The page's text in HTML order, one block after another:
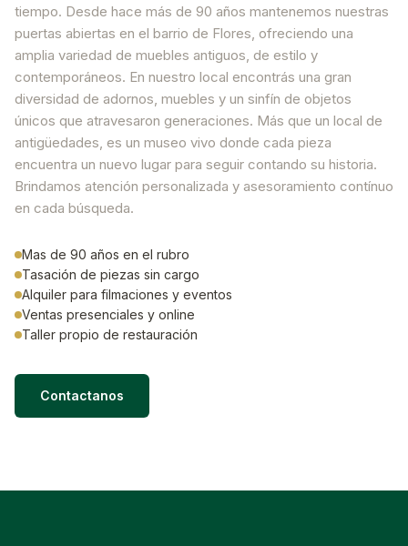
tiempo. Desde hace más de 90 años mantenemos nuestras
puertas abiertas en el barrio de Flores, ofreciendo una
amplia variedad de muebles antiguos, de estilo y
contemporáneos. En nuestro local encontrás una gran
diversidad de adornos, muebles y un sinfín de objetos
únicos que atravesaron generaciones. Más que un local de
antigüedades, es un museo vivo donde cada pieza
encuentra un nuevo lugar para seguir contando su historia.
Brindamos atención personalizada y asesoramiento contínuo
en cada búsqueda.
Mas de 90 años en el rubro
Tasación de piezas sin cargo
Alquiler para filmaciones y eventos
Ventas presenciales y online
Taller propio de restauración
Contactanos